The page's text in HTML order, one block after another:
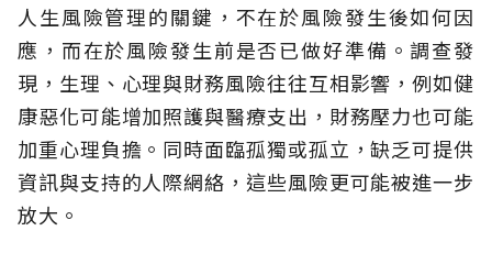
人生風險管理的關鍵，不在於風險發生後如何因
應，而在於風險發生前是否已做好準備。調查發
現，生理、心理與財務風險往往互相影響，例如健
康惡化可能增加照護與醫療支出，財務壓力也可能
加重心理負擔。同時面臨孤獨或孤立，缺乏可提供
資訊與支持的人際網絡，這些風險更可能被進一步
放大。